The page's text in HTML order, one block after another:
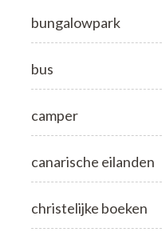
bungalowpark
bus
camper
canarische eilanden
christelijke boeken